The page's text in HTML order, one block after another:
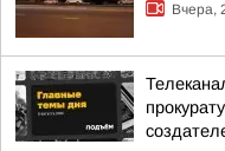
Вчера,